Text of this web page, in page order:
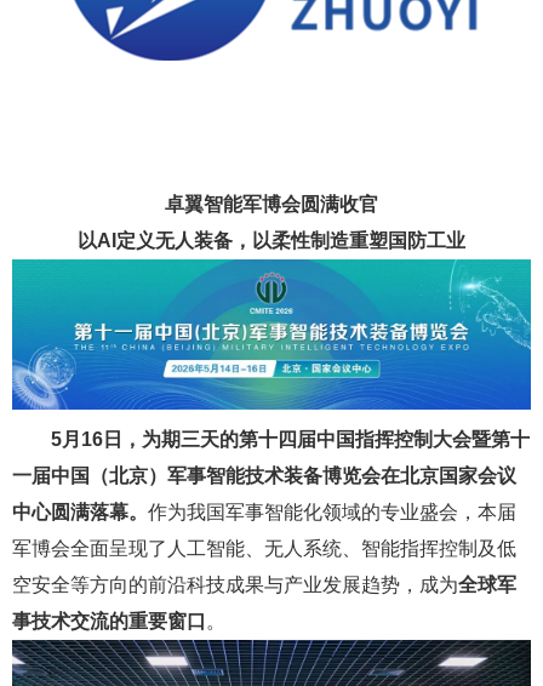
卓翼智能军博会圆满收官
以AI定义无人装备，以柔性制造重塑国防工业
5月16日，为期三天的第十四届中国指挥控制大会暨第十
一届中国（北京）军事智能技术装备博览会在北京国家会议
中心圆满落幕。 作为我国军事智能化领域的专业盛会，本届
军博会全面呈现了人工智能、无人系统、智能指挥控制及低
空安全等方向的前沿科技成果与产业发展趋势，成为全球军
事技术交流的重要窗口 。